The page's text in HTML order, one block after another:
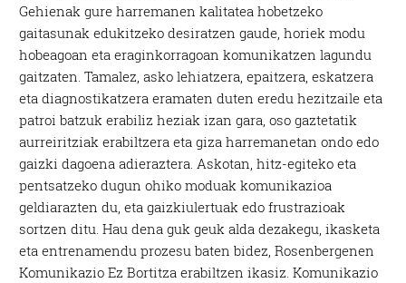
Gehienak gure harremanen kalitatea hobetzeko
gaitasunak edukitzeko desiratzen gaude, horiek modu
hobeagoan eta eraginkorragoan komunikatzen lagundu
gaitzaten. Tamalez, asko lehiatzera, epaitzera, eskatzera
eta diagnostikatzera eramaten duten eredu hezitzaile eta
patroi batzuk erabiliz heziak izan gara, oso gaztetatik
aurreiritziak erabiltzera eta giza harremanetan ondo edo
gaizki dagoena adieraztera. Askotan, hitz-egiteko eta
pentsatzeko dugun ohiko moduak komunikazioa
geldiarazten du, eta gaizkiulertuak edo frustrazioak
sortzen ditu. Hau dena guk geuk alda dezakegu, ikasketa
eta entrenamendu prozesu baten bidez, Rosenbergenen
Komunikazio Ez Bortitza erabiltzen ikasiz. Komunikazio